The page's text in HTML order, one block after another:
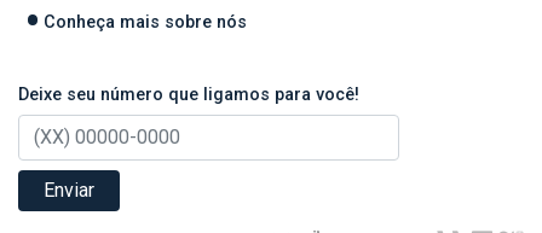
Conheça mais sobre nós
Deixe seu número que ligamos para você!
Enviar